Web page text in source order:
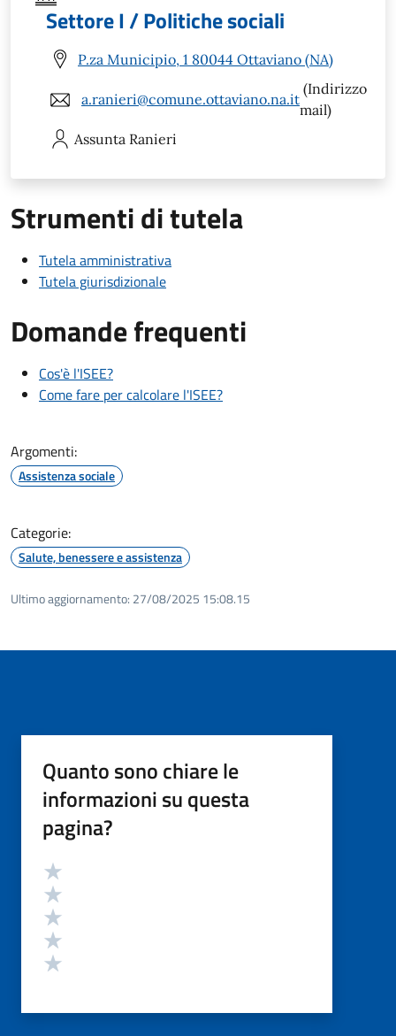
Settore I / Politiche sociali
P.za Municipio, 1 80044 Ottaviano (NA)
a.ranieri@comune.ottaviano.na.it
(Indirizzo
mail)
Assunta Ranieri
Strumenti di tutela
Tutela amministrativa
Tutela giurisdizionale
Domande frequenti
Cos'è l'ISEE?
Come fare per calcolare l'ISEE?
Argomenti:
Assistenza sociale
Categorie:
Salute, benessere e assistenza
Ultimo aggiornamento: 27/08/2025 15:08.15
Quanto sono chiare le
informazioni su questa
pagina?
Valutazione